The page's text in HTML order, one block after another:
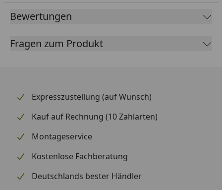
unnötige Rücksendekosten zu vermeiden.
Sollten Sie ein Karibu Pool-Modell besitzen, das
nicht in der Auswahlliste erscheint, können wir
Ihnen hierzu sehr gerne ein individuelles Angebot
Bewertungen
Fragen zum Produkt
Expresszustellung (auf Wunsch)
Kauf auf Rechnung (10 Zahlarten)
Montageservice
Kostenlose Fachberatung
Deutschlands bester Händler